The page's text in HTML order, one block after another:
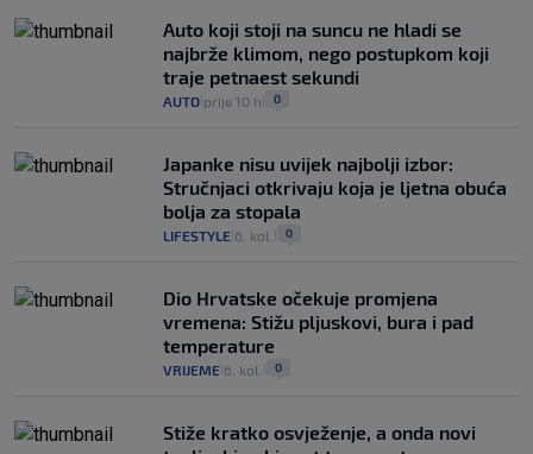
Auto koji stoji na suncu ne hladi se
najbrže klimom, nego postupkom koji
traje petnaest sekundi
AUTO prije 10 h 0
Japanke nisu uvijek najbolji izbor:
Stručnjaci otkrivaju koja je ljetna obuća
bolja za stopala
LIFESTYLE 6. kol. 0
Dio Hrvatske očekuje promjena
vremena: Stižu pljuskovi, bura i pad
temperature
VRIJEME 6. kol. 0
Stiže kratko osvježenje, a onda novi